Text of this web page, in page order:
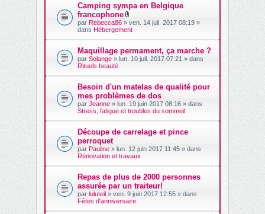
Camping sympa en Belgique
francophone
F
i
h
i
e
r
s
)
j
o
i
n
t
s
par Rebecca86 » ven. 14 juil. 2017 08:19 »
dans Hébergement
Maquillage permament, ça marche ?
par Solange » lun. 10 juil. 2017 07:21 » dans
Rituels beauté
Besoin d'un matelas de qualité pour
mes problèmes de dos
par Jeanne » lun. 19 juin 2017 08:16 » dans
Stress, fatigue et troubles du sommeil
Découpe de carrelage et pince
perroquet
par Pauline » lun. 12 juin 2017 11:45 » dans
Rénovation et travaux
Repas de plus de 2000 personnes
assurée par un traiteur!
par luluteil » ven. 9 juin 2017 12:55 » dans
Fêtes d'anniversaire